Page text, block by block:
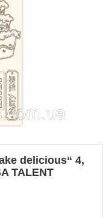
delicious“ 4,
TALENT